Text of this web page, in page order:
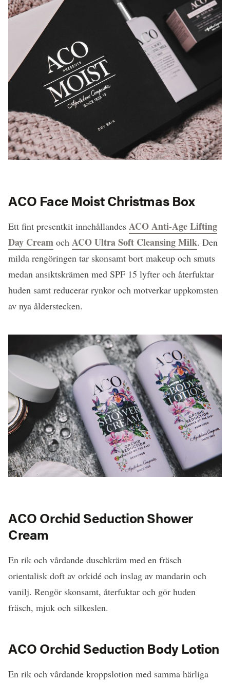
ACO Face Moist Christmas Box
Ett fint presentkit innehållandes ACO Anti-Age Lifting
Day Cream och ACO Ultra Soft Cleansing Milk. Den
milda rengöringen tar skonsamt bort makeup och smuts
medan ansiktskrämen med SPF 15 lyfter och återfuktar
huden samt reducerar rynkor och motverkar uppkomsten
av nya ålderstecken.
ACO Orchid Seduction Shower
Cream
En rik och vårdande duschkräm med en fräsch
orientalisk doft av orkidé och inslag av mandarin och
vanilj. Rengör skonsamt, återfuktar och gör huden
fräsch, mjuk och silkeslen.
ACO Orchid Seduction Body Lotion
En rik och vårdande kroppslotion med samma härliga